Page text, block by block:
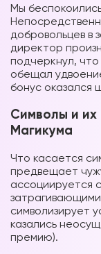
Мы
добровольцев в
директор
подчеркнул,
обещал
бонус оказался
Символы и
Магикума
Что касается
предвещает
ассоциируется
символизирует
казались
премию).